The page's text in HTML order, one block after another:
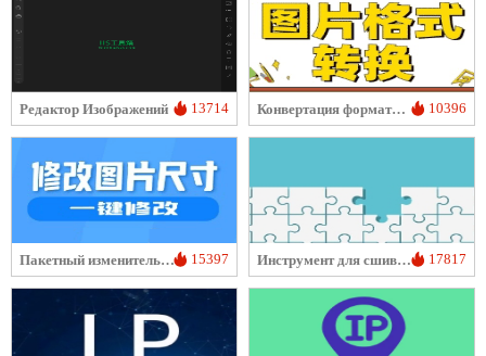
Редактор Изображений 13714 Конвертация формата изображения 10396
Пакетный изменитель размера изображений 15397 Инструмент для сшивания изображений 17817